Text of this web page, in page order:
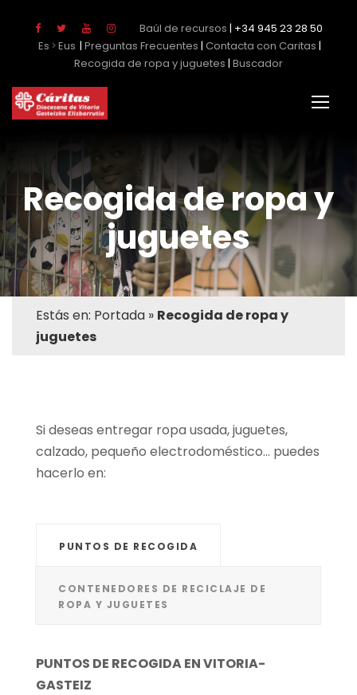
Baúl de recursos | +34 945 23 28 50
Es
Eus | Preguntas Frecuentes | Contacta con Caritas |
Recogida de ropa y juguetes | Buscador
Recogida de ropa y
juguetes
Estás en: Portada » Recogida de ropa y
juguetes
Si deseas entregar ropa usada, juguetes,
calzado, pequeño electrodoméstico… puedes
hacerlo en:
PUNTOS DE RECOGIDA
CONTENEDORES DE RECICLAJE DE
ROPA Y JUGUETES
PUNTOS DE RECOGIDA EN VITORIA-
GASTEIZ